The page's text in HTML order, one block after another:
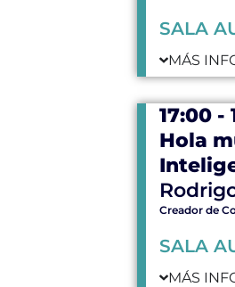
SALA
MÁS
17:00 -
Hola
Creador de
SALA
MÁS